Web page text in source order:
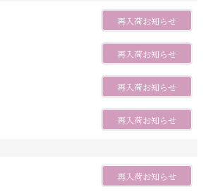
再入荷お知らせ
再入荷お知らせ
再入荷お知らせ
再入荷お知らせ
再入荷お知らせ